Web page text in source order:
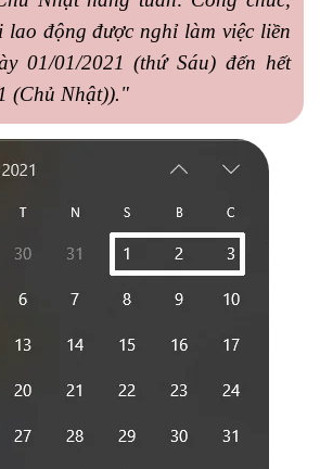
lao động được nghỉ làm việc liền
01/01/2021 (thứ Sáu) đến hết
(Chủ Nhật))."